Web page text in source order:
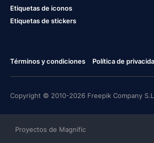
Etiquetas de iconos
Etiquetas de stickers
Términos y condiciones Política de
Copyright © 2010-2026 Freepik Company
Proyectos de Magnific